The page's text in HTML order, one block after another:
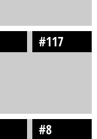
#117
#8